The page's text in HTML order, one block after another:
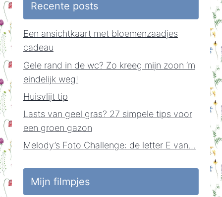
Recente posts
Een ansichtkaart met bloemenzaadjes
cadeau
Gele rand in de wc? Zo kreeg mijn zoon ‘m
eindelijk weg!
Huisvlijt tip
Lasts van geel gras? 27 simpele tips voor
een groen gazon
Melody’s Foto Challenge: de letter E van…
Mijn filmpjes